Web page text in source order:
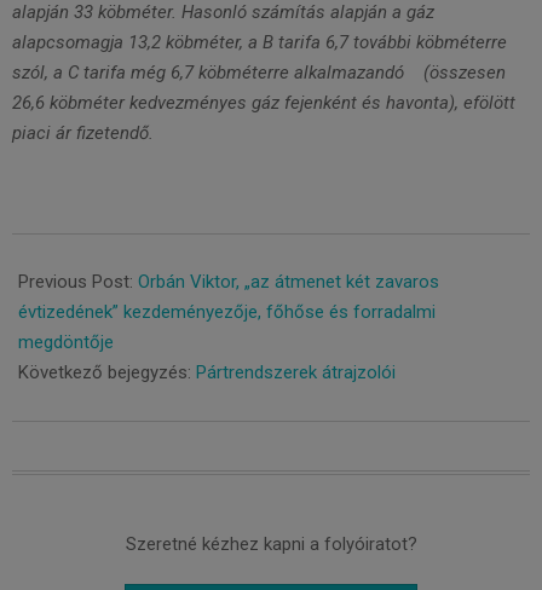
alapján 33 köbméter. Hasonló számítás alapján a gáz
alapcsomagja 13,2 köbméter, a B tarifa 6,7 további köbméterre
szól, a C tarifa még 6,7 köbméterre alkalmazandó (összesen
26,6 köbméter kedvezményes gáz fejenként és havonta), efölött
piaci ár fizetendő.
02-
15
Previous Post: Orbán Viktor, „az átmenet két zavaros
évtizedének” kezdeményezője, főhőse és forradalmi
megdöntője
Következő bejegyzés: Pártrendszerek átrajzolói
Szeretné kézhez kapni a folyóiratot?